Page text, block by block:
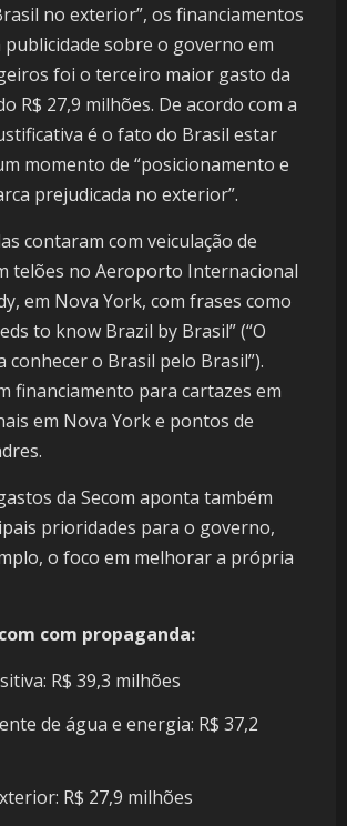
no exterior”, os financiamentos
publicidade sobre o governo em
foi o terceiro maior gasto da
R$ 27,9 milhões. De acordo com a
é o fato do Brasil estar
momento de “posicionamento e
prejudicada no exterior”.
contaram com veiculação de
telões no Aeroporto Internacional
em Nova York, com frases como
to know Brazil by Brasil” (“O
conhecer o Brasil pelo Brasil”).
financiamento para cartazes em
em Nova York e pontos de
da Secom aponta também
prioridades para o governo,
o foco em melhorar a própria
com propaganda:
R$ 39,3 milhões
de água e energia: R$ 37,2
R$ 27,9 milhões